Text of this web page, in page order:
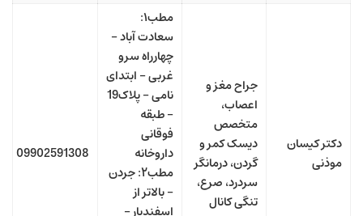
دکتر کیسان
موذنی
جراح مغز و
اعصاب،
متخصص
دیسک کمر و
گردن، درمانگر
سردرد، صرع،
تنگی کانال
مطب۱:
سعادت آباد –
چهارراه سرو
غربی – ابتدای
نامی – پلاک19
– طبقه
فوقانی
داروخانه
مطب۲: جردن
– بالاتر از
اسفندیار –
09902591308